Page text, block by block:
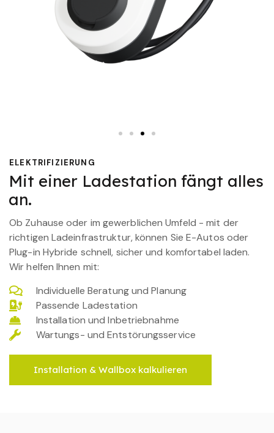
ELEKTRIFIZIERUNG
Mit einer Ladestation fängt alles
an.
Ob Zuhause oder im gewerblichen Umfeld - mit der
richtigen Ladeinfrastruktur, können Sie E-Autos oder
Plug-in Hybride schnell, sicher und komfortabel laden.
Wir helfen Ihnen mit:
Individuelle Beratung und Planung
Passende Ladestation
Installation und Inbetriebnahme
Wartungs- und Entstörungsservice
Installation & Wallbox kalkulieren